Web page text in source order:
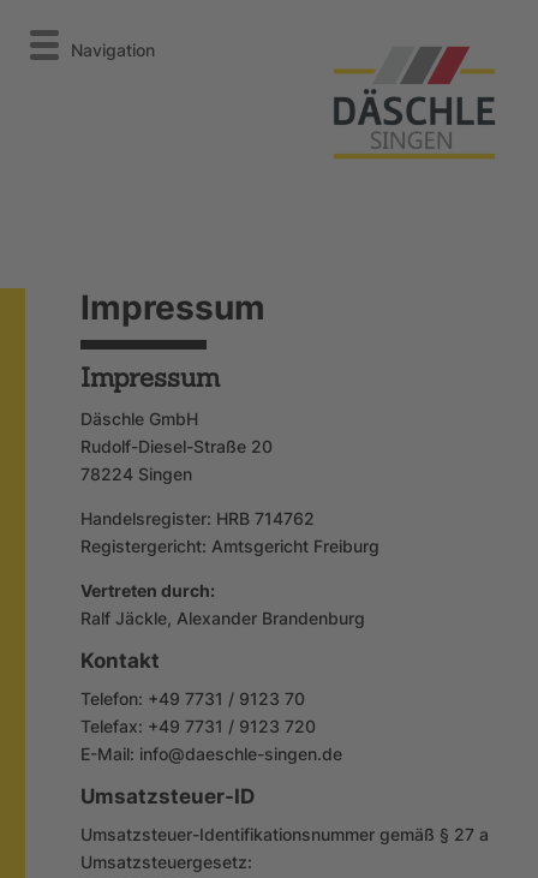
Navigation
Impressum
Impressum
Däschle GmbH
Rudolf-Diesel-Straße 20
78224 Singen
Handelsregister: HRB 714762
Registergericht: Amtsgericht Freiburg
Vertreten durch:
Ralf Jäckle, Alexander Brandenburg
Kontakt
Telefon: +49 7731 / 9123 70
Telefax: +49 7731 / 9123 720
E-Mail: info@daeschle-singen.de
Umsatzsteuer-ID
Umsatzsteuer-Identifikationsnummer gemäß § 27 a
Umsatzsteuergesetz: